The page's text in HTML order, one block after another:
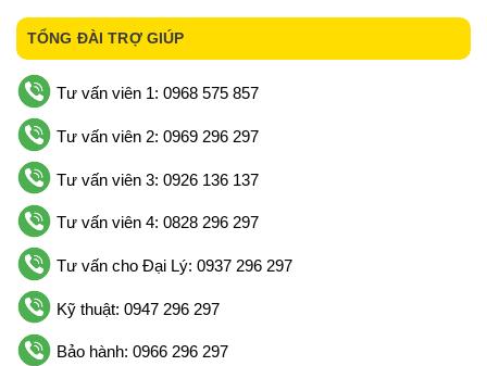
TỔNG ĐÀI TRỢ GIÚP
Tư vấn viên 1: 0968 575 857
Tư vấn viên 2: 0969 296 297
Tư vấn viên 3: 0926 136 137
Tư vấn viên 4: 0828 296 297
Tư vấn cho Đại Lý: 0937 296 297
Kỹ thuật: 0947 296 297
Bảo hành: 0966 296 297